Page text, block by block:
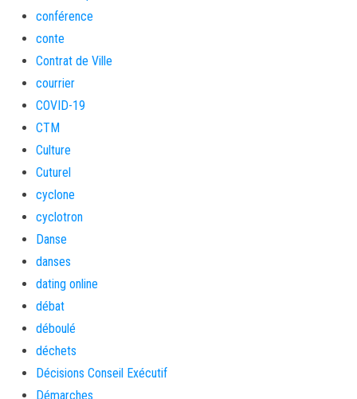
conférence
conte
Contrat de Ville
courrier
COVID-19
CTM
Culture
Cuturel
cyclone
cyclotron
Danse
danses
dating online
débat
déboulé
déchets
Décisions Conseil Exécutif
Démarches